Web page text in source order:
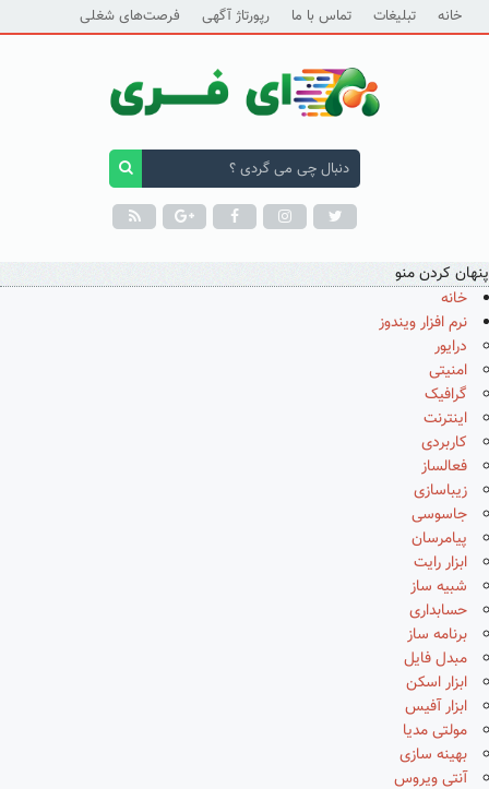
خانه تبلیغات تماس با ما رپورتاژ آگهی فرصت‌های شغلی
پنهان کردن منو
خانه
نرم افزار ویندوز
درایور
امنیتی
گرافیک
اینترنت
کاربردی
فعالساز
زیباسازی
جاسوسی
پیامرسان
ابزار رایت
شبیه ساز
حسابداری
برنامه ساز
مبدل فایل
ابزار اسکن
ابزار آفیس
مولتی مدیا
بهینه سازی
آنتی ویروس